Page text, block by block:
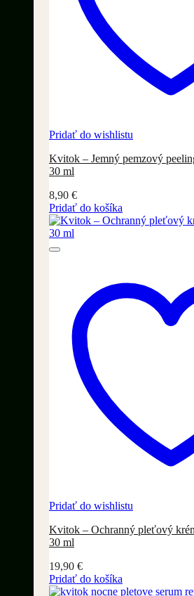
Pridať do wishlistu
Kvitok – Jemný pemzový
30 ml
8,90 €
Pridať do košíka
Pridať do wishlistu
Kvitok – Ochranný pleťový
30 ml
19,90 €
Pridať do košíka